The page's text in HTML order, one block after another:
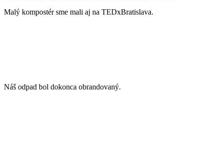
Malý kompostér sme mali aj na TEDxBratislava.
Náš odpad bol dokonca obrandovaný.